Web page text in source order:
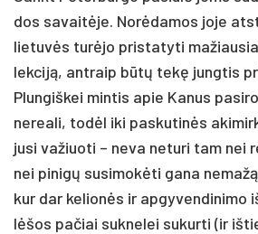
dos sa­vaitė­je. Norė­da­mos jo­je
lie­tuvės turė­jo pri­sta­ty­ti
lek­ciją, ant­raip būtų tekę jung­tis
Plun­giš­kei min­tis apie Ka­nus
ne­rea­li, todėl iki pa­sku­tinės
ju­si va­žiuo­ti – ne­va ne­tu­ri tam nei
nei pi­nigų su­si­mokė­ti ga­na
kur dar ke­lionės ir ap­gy­ven­di­ni­mo
lėšos pa­čiai su­kne­lei su­kur­ti (ir